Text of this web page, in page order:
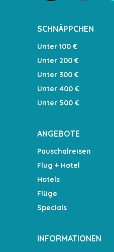
SCHNÄPPCHEN
Unter 100 €
Unter 200 €
Unter 300 €
Unter 400 €
Unter 500 €
ANGEBOTE
Pauschalreisen
Flug + Hotel
Hotels
Flüge
Specials
INFORMATIONEN